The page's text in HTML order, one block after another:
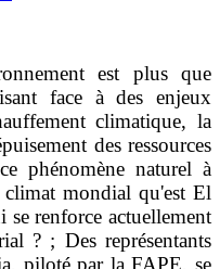
est plus que
face à des enjeux
climatique, la
des ressources
phénomène naturel à
mondial qu'est El
renforce actuellement
? ; Des représentants
piloté par la FAPE, se